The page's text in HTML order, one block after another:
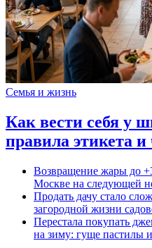
Семья и жизнь
Как вести себя у
правила этикета и
Возвращение жары до
Москве на следующей
Продать дачу стало
загородной жизни
Перестала покупать
на зиму: гуще пастилы